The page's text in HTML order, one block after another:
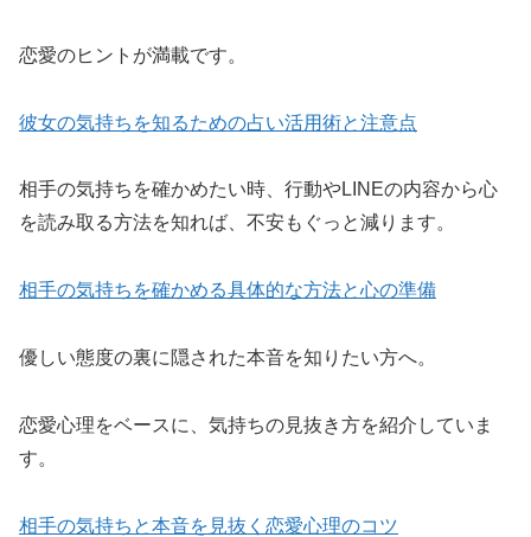
恋愛のヒントが満載です。
彼女の気持ちを知るための占い活用術と注意点
相手の気持ちを確かめたい時、行動やLINEの内容から心
を読み取る方法を知れば、不安もぐっと減ります。
相手の気持ちを確かめる具体的な方法と心の準備
優しい態度の裏に隠された本音を知りたい方へ。
恋愛心理をベースに、気持ちの見抜き方を紹介していま
す。
相手の気持ちと本音を見抜く恋愛心理のコツ